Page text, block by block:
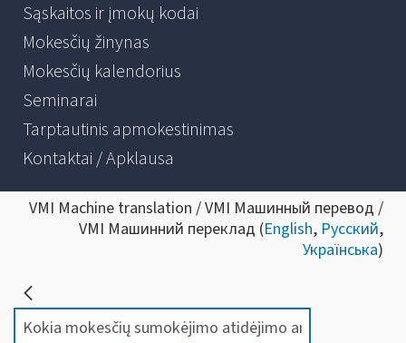
Sąskaitos ir įmokų kodai
Mokesčių žinynas
Mokesčių kalendorius
Seminarai
Tarptautinis apmokestinimas
Kontaktai / Apklausa
VMI Machine translation / VMI Машинный перевод /
VMI Машинний переклад (English, Русский,
Українська)